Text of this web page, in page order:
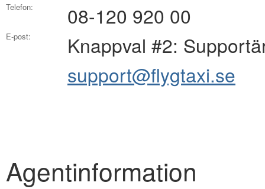
Telefon:
08-120 920 00
Knappval #2:
E-post:
support@flygtaxi.se
Agentinformation